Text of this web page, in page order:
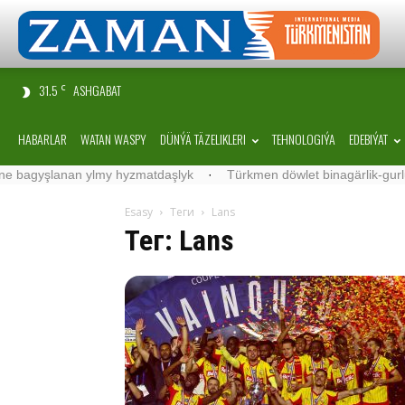
31.5 C ASHGABAT
HABARLAR WATAN WASPY DÜNÝÄ TÄZELIKLERI TEHNOLOGIÝA EDEBIÝAT
hyzmatdaşlyk · Türkmen döwlet binagärlik-gurluşyk
Esasy Теги Lans
Тег: Lans